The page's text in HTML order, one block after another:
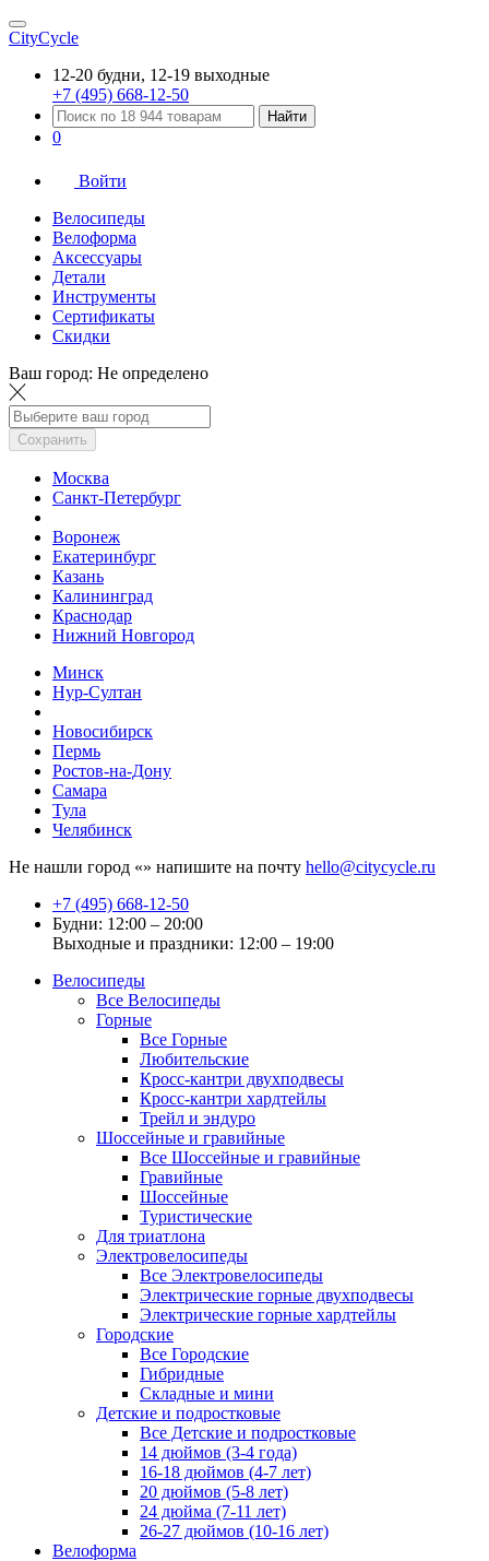
CityCycle
12-20 будни, 12-19 выходные
+7 (495) 668-12-50
Найти
0
Войти
Велосипеды
Велоформа
Аксессуары
Детали
Инструменты
Сертификаты
Скидки
Ваш город: Не определено
Сохранить
Москва
Санкт-Петербург
Воронеж
Екатеринбург
Казань
Калининград
Краснодар
Нижний Новгород
Минск
Нур-Султан
Новосибирск
Пермь
Ростов-на-Дону
Самара
Тула
Челябинск
Не нашли город «» напишите на почту hello@citycycle.ru
+7 (495) 668-12-50
Будни: 12:00 – 20:00
Выходные и праздники: 12:00 – 19:00
Велосипеды
Все Велосипеды
Горные
Все Горные
Любительские
Кросс-кантри двухподвесы
Кросс-кантри хардтейлы
Трейл и эндуро
Шоссейные и гравийные
Все Шоссейные и гравийные
Гравийные
Шоссейные
Туристические
Для триатлона
Электровелосипеды
Все Электровелосипеды
Электрические горные двухподвесы
Электрические горные хардтейлы
Городские
Все Городские
Гибридные
Складные и мини
Детские и подростковые
Все Детские и подростковые
14 дюймов (3-4 года)
16-18 дюймов (4-7 лет)
20 дюймов (5-8 лет)
24 дюйма (7-11 лет)
26-27 дюймов (10-16 лет)
Велоформа